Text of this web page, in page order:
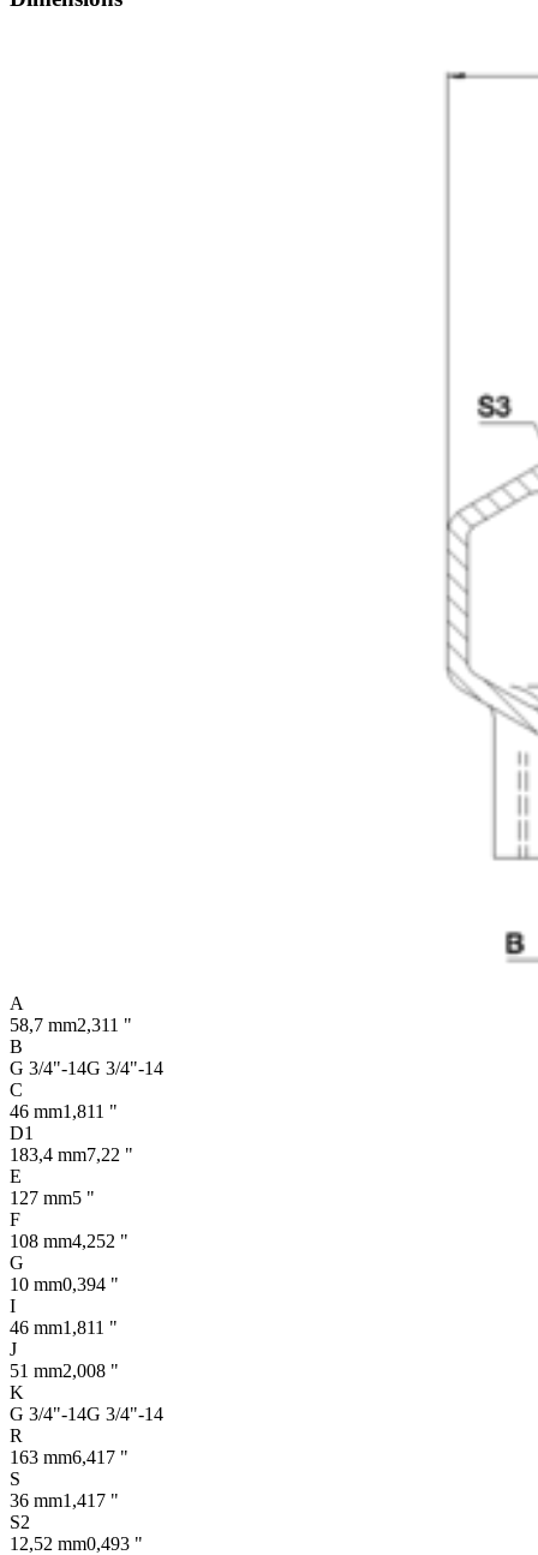
A
58,7 mm2,311 "
B
G 3/4"-14G 3/4"-14
C
46 mm1,811 "
D1
183,4 mm7,22 "
E
127 mm5 "
F
108 mm4,252 "
G
10 mm0,394 "
I
46 mm1,811 "
J
51 mm2,008 "
K
G 3/4"-14G 3/4"-14
R
163 mm6,417 "
S
36 mm1,417 "
S2
12,52 mm0,493 "